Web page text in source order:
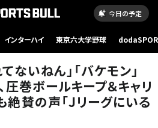
今日の予定
インターハイ 東京六大学野球
ないねん」「バケモン」
巻ボールキープ＆キャリ
絶賛の声「Jリーグにいる